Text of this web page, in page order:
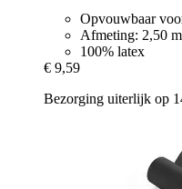
Opvouwbaar
Afmeting: 2,50
100% latex
€ 9,59
Bezorging uiterlijk op